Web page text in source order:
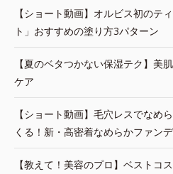
【ショート動画】オルビス初のテ
ト」おすすめの塗り方3パターン
【夏のベタつかない保湿テク】美
ケア
【ショート動画】毛穴レスでなめ
くる！新・高密着なめらかファン
【教えて！美容のプロ】ベストコ